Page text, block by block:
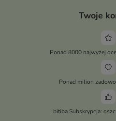
Twoje
Ponad 8000 najwyżej
Ponad milion
bitiba Subskrypcja: